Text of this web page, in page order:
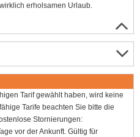
erholsamen Urlaub.
Tarif gewählt haben, wird keine
Tarife beachten Sie bitte die
Stornierungen:
vor der Ankunft. Gültig für